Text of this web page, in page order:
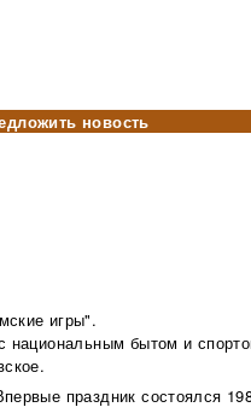
новость
игры".
национальным бытом и
праздник состоялся